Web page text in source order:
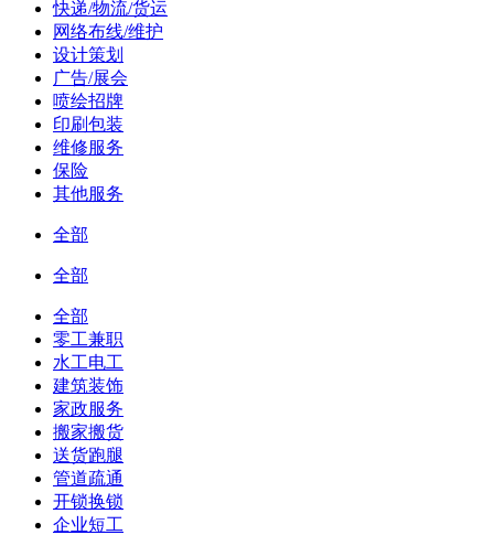
快递/物流/货运
网络布线/维护
设计策划
广告/展会
喷绘招牌
印刷包装
维修服务
保险
其他服务
全部
全部
全部
零工兼职
水工电工
建筑装饰
家政服务
搬家搬货
送货跑腿
管道疏通
开锁换锁
企业短工